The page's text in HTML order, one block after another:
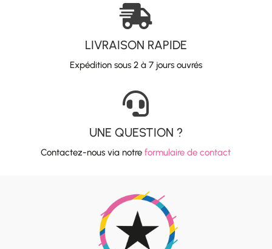

LIVRAISON RAPIDE
Expédition sous 2 à 7 jours ouvrés

UNE QUESTION ?
Contactez-nous via notreformulaire de contact